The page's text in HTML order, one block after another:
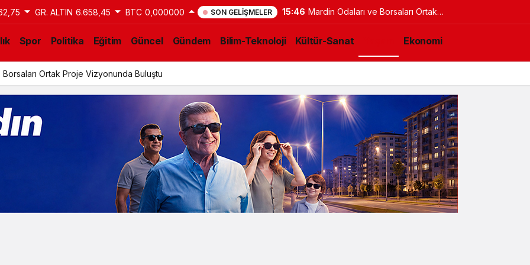
GR. ALTIN 6.658,45 BTC 0,000000 SON GELIŞMELER 15:39 GÜNSİAD YİK Başkanı Karaboğa:
Barış süreci ekonomik kazanımların
artmasını sağlayacak!
Spor Politika Eğitim Güncel Gündem Bilim-Teknoloji Kültür-Sanat Ekonomi
Karaboğa: Barış süreci ekonomik kazanımların artmasını sağlayacak!